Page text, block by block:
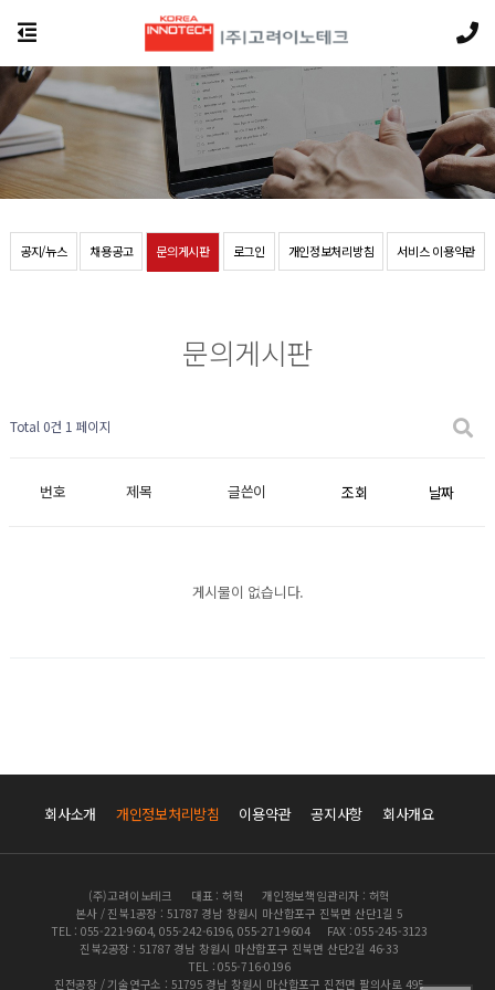
공지/뉴스 채용공고 문의게시판 로그인 개인정보처리방침 서비스 이용약관
문의게시판
Total 0건 1 페이지
번호 제목 글쓴이 조회 날짜
게시물이 없습니다.
회사소개 개인정보처리방침 이용약관 공지사항 회사개요
(주)고려이노테크 대표 : 허혁
개인정보책임관리자 : 허혁
본사 / 진북1공장 : 51787 경남 창원시 마산합포구 진북면 산단1길 5
TEL : 055-221-9604, 055-242-6196, 055-271-9604
FAX : 055-245-3123
진북2공장 : 51787 경남 창원시 마산합포구 진북면 산단2길 46-33
TEL : 055-716-0196
진전공장 / 기술연구소 : 51795 경남 창원시 마산합포구 진전면 팔의사로 495